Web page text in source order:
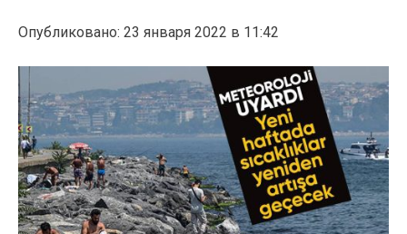
Опубликовано: 23 января 2022 в 11:42